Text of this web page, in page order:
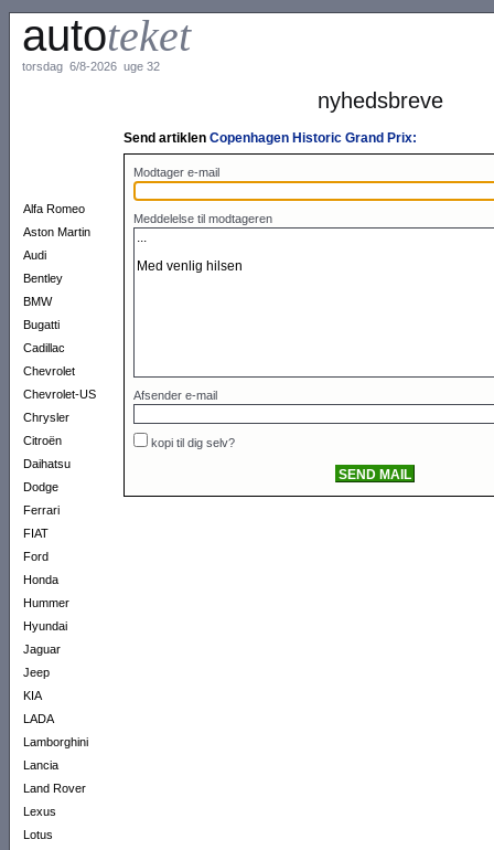
autoteket
torsdag 6/8-2026 uge 32
Alfa Romeo
Aston Martin
Audi
Bentley
BMW
Bugatti
Cadillac
Chevrolet
Chevrolet-US
Chrysler
Citroën
Daihatsu
Dodge
Ferrari
FIAT
Ford
Honda
Hummer
Hyundai
Jaguar
Jeep
KIA
LADA
Lamborghini
Lancia
Land Rover
Lexus
Lotus
nyhedsbreve
Send artiklen Copenhagen Historic Grand Prix:
Modtager e-mail
Meddelelse til modtageren
Afsender e-mail
kopi til dig selv?